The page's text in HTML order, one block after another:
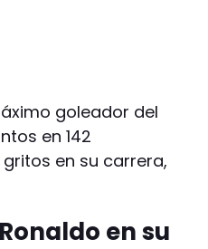
goleador del
en 142
en su carrera,
en su